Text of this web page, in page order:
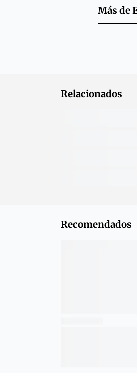
Más de
Relacionados
Recomendados